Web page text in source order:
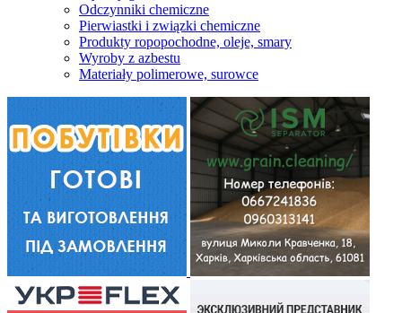
Odczynniki chemiczne
Pierwiastki i związki chemiczne
Produkty ropopochodne, oleje, smary
Wyroby z azbestu
Materiały polimerowe, surowce